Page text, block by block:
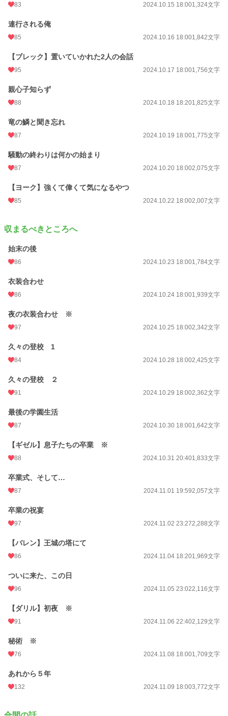
83 2024.10.15 18:001,324文字
連行される俺
85 2024.10.16 18:001,842文字
【ブレック】置いていかれた2人の会話
95 2024.10.17 18:001,756文字
親心子知らず
88 2024.10.18 18:201,825文字
竜の鱗と聞き忘れ
87 2024.10.19 18:001,775文字
騒動の終わりは何かの始まり
87 2024.10.20 18:002,075文字
【ヨーク】強くて偉くて気になるやつ
85 2024.10.22 18:002,007文字
収まるべきところへ
始末の後
86 2024.10.23 18:001,784文字
衣装合わせ
86 2024.10.24 18:001,939文字
夜の衣装合わせ ※
97 2024.10.25 18:002,342文字
久々の登校 1
84 2024.10.28 18:002,425文字
久々の登校 ２
91 2024.10.29 18:002,362文字
最後の学園生活
87 2024.10.30 18:001,642文字
【ギゼル】息子たちの卒業 ※
88 2024.10.31 20:401,833文字
卒業式、そして…
87 2024.11.01 19:592,057文字
卒業の祝宴
97 2024.11.02 23:272,288文字
【バレン】王城の塔にて
86 2024.11.04 18:201,969文字
ついに来た、この日
96 2024.11.05 23:022,116文字
【ダリル】初夜 ※
91 2024.11.06 22:402,129文字
秘術 ※
76 2024.11.08 18:001,709文字
あれから５年
132 2024.11.09 18:003,772文字